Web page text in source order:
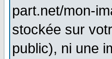
part.net/mon-
stockée sur
public), ni une